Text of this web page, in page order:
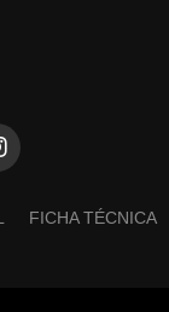
FICHA TÉCNICA